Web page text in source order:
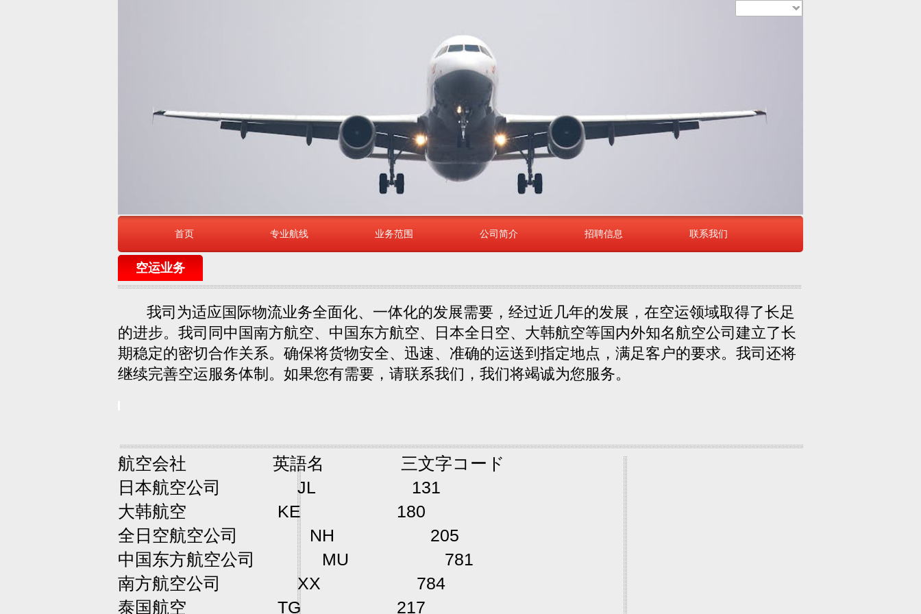
首页 专业航线 业务范围 公司简介 招聘信息 联系我们
空运业务
我司为适应国际物流业务全面化、一体化的发展需要，经过近几年的发展，在空运领域取得了长足
的进步。我司同中国南方航空、中国东方航空、日本全日空、大韩航空等国内外知名航空公司建立了长
期稳定的密切合作关系。确保将货物安全、迅速、准确的运送到指定地点，满足客户的要求。我司还将
继续完善空运服务体制。如果您有需要，请联系我们，我们将竭诚为您服务。
航空会社 英語名 三文字コード
日本航空公司 JL 131
大韩航空 KE 180
全日空航空公司 NH 205
中国东方航空公司 MU 781
南方航空公司 XX 784
泰国航空 TG 217